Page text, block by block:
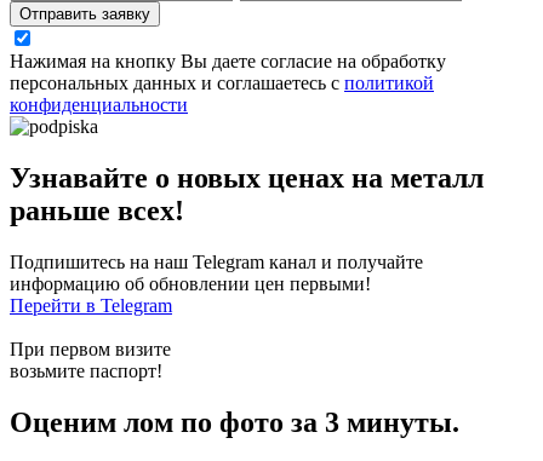
Отправить заявку
Нажимая на кнопку Вы даете согласие на обработку
персональных данных и соглашаетесь с политикой
конфиденциальности
Узнавайте о новых ценах на металл
раньше всех!
Подпишитесь на наш Telegram канал и получайте
информацию об обновлении цен первыми!
Перейти в Telegram
При первом визите
возьмите паспорт!
Оценим лом по фото за 3 минуты.